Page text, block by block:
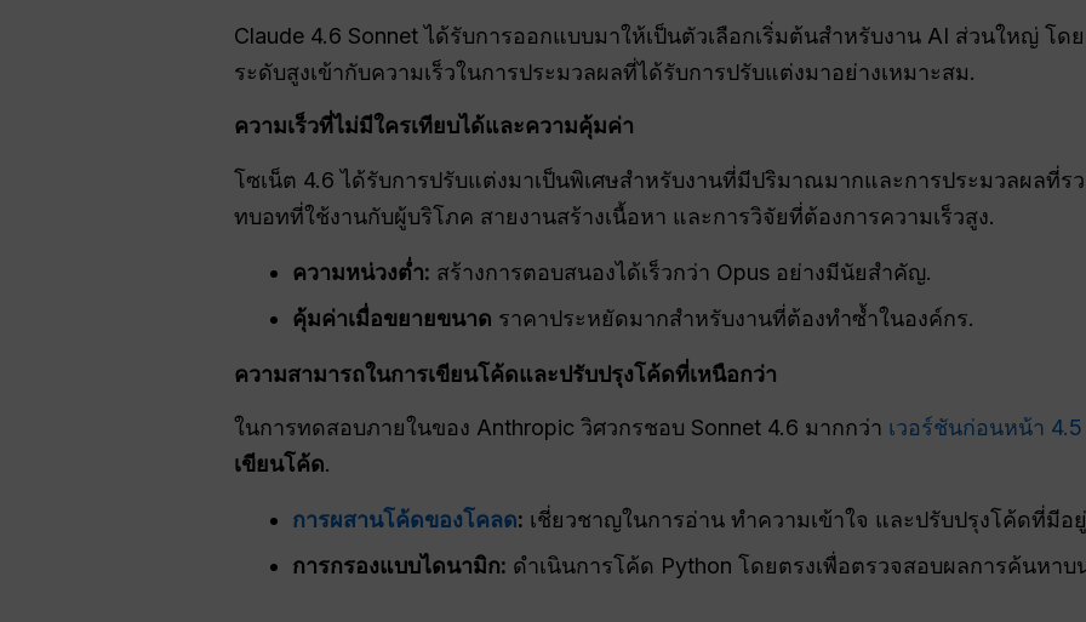
Claude 4.6 Sonnet ได้รับการออกแบบมาให้เป็นตัวเลือกเริ่มต้นสำหรับงาน AI ส่วนใหญ่ โ
ระดับสูงเข้ากับความเร็วในการประมวลผลที่ได้รับการปรับแต่งมาอย่างเหมาะสม.
ความเร็วที่ไม่มีใครเทียบได้และความคุ้มค่า
โซเน็ต 4.6 ได้รับการปรับแต่งมาเป็นพิเศษสำหรับงานที่มีปริมาณมากและการประมวลผลที่ร
ทบอทที่ใช้งานกับผู้บริโภค สายงานสร้างเนื้อหา และการวิจัยที่ต้องการความเร็วสูง.
ความหน่วงต่ำ: สร้างการตอบสนองได้เร็วกว่า Opus อย่างมีนัยสำคัญ.
คุ้มค่าเมื่อขยายขนาด ราคาประหยัดมากสำหรับงานที่ต้องทำซ้ำในองค์กร.
ความสามารถในการเขียนโค้ดและปรับปรุงโค้ดที่เหนือกว่า
ในการทดสอบภายในของ Anthropic วิศวกรชอบ Sonnet 4.6 มากกว่า เวอร์ชันก่อนหน้า 4.5
เขียนโค้ด.
การผสานโค้ดของโคลด: เชี่ยวชาญในการอ่าน ทำความเข้าใจ และปรับปรุงโค้ดที่มีอ
การกรองแบบไดนามิก: ดำเนินการโค้ด Python โดยตรงเพื่อตรวจสอบผลการค้นหาบ